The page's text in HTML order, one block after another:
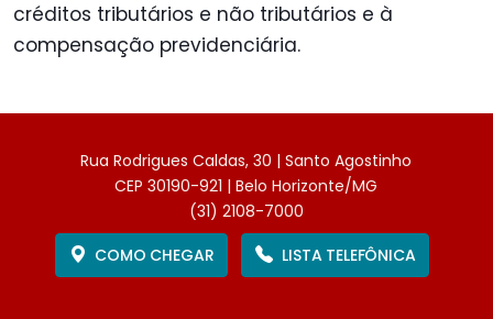
créditos tributários e não tributários e à
compensação previdenciária.
Rua Rodrigues Caldas, 30 | Santo Agostinho
CEP 30190-921 | Belo Horizonte/MG
(31) 2108-7000
COMO CHEGAR
LISTA TELEFÔNICA